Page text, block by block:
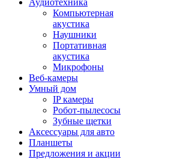
Аудиотехника
Компьютерная
акустика
Наушники
Портативная
акустика
Микрофоны
Веб-камеры
Умный дом
IP камеры
Робот-пылесосы
Зубные щетки
Аксессуары для авто
Планшеты
Предложения и акции